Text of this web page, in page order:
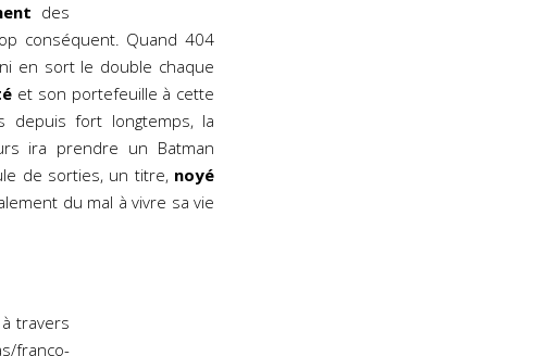
des
conséquent. Quand 404
en sort le double chaque
et son portefeuille à cette
depuis fort longtemps, la
ira prendre un Batman
de sorties, un titre, noyé
du mal à vivre sa vie
travers
franco-